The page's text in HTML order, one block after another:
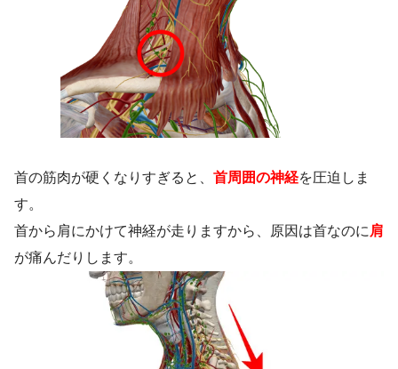
首の筋肉が硬くなりすぎると、 首周囲の神経を圧迫しま
す。
首から肩にかけて神経が走りますから、原因は首なのに肩
が痛んだりします。